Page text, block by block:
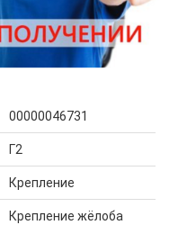
00000046731
Г2
Крепление
Крепление жёлоба